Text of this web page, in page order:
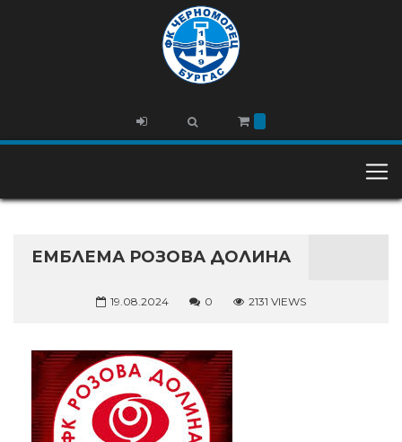
ЕМБЛЕМА РОЗОВА ДОЛИНА
19.08.2024 0 2131 VIEWS